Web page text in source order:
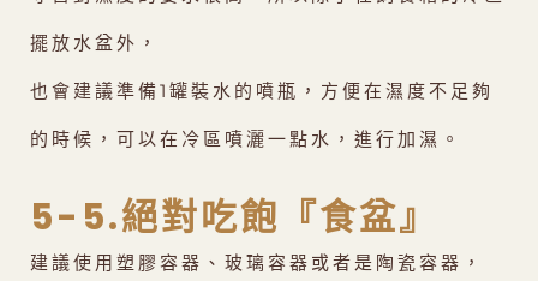
擺放水盆外，
也會建議準備1罐裝水的噴瓶，方便在濕度不足夠
的時候，可以在冷區噴灑一點水，進行加濕。
5-5.絕對吃飽『食盆』
建議使用塑膠容器、玻璃容器或者是陶瓷容器，